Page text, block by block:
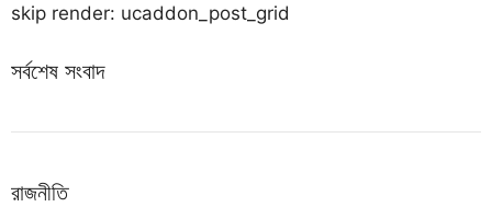
skip render: ucaddon_post_grid
সর্বশেষ সংবাদ
রাজনীতি